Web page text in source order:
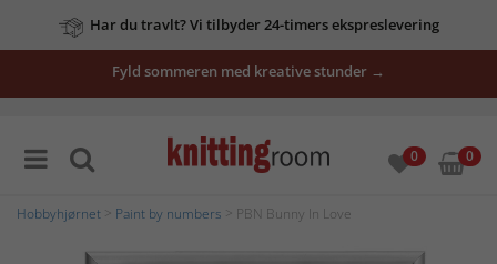
Har du travlt? Vi tilbyder 24-timers ekspreslevering
Fyld sommeren med kreative stunder →
0 0
Hobbyhjørnet Paint by numbers > PBN Bunny In Love